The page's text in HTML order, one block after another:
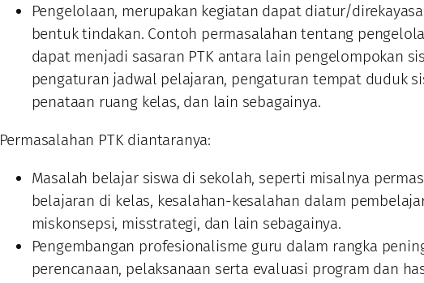
Pengelolaan, merupakan kegiatan dapat diatur/
bentuk tindakan. Contoh permasalahan tentang
dapat menjadi sasaran PTK antara lain pengelompokan
pengaturan jadwal pelajaran, pengaturan tempat duduk
penataan ruang kelas, dan lain sebagainya.
Permasalahan PTK diantaranya:
Masalah belajar siswa di sekolah, seperti misalnya
belajaran di kelas, kesalahan-kesalahan dalam
miskonsepsi, misstrategi, dan lain sebagainya.
Pengembangan profesionalisme guru dalam rangka
perencanaan, pelaksanaan serta evaluasi program dan